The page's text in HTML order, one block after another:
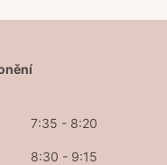
7:35 - 8:20
8:30 - 9:15